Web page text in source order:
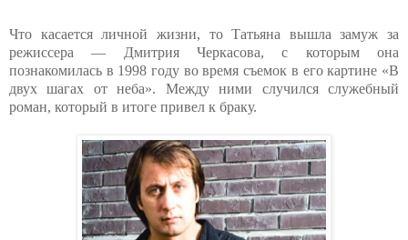
Что касается личной жизни, то Татьяна вышла замуж за
режиссера — Дмитрия Черкасова, с которым она
познакомилась в 1998 году во время съемок в его картине «В
двух шагах от неба». Между ними случился служебный
роман, который в итоге привел к браку.